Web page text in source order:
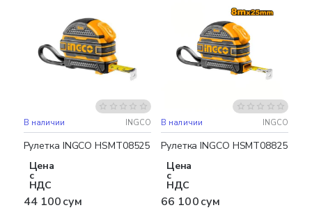
В наличии INGCO
Рулетка INGCO HSMT08525
Цена
с
НДС
44 100 сум
В наличии INGCO
Рулетка INGCO HSMT08825
Цена
с
НДС
66 100 сум